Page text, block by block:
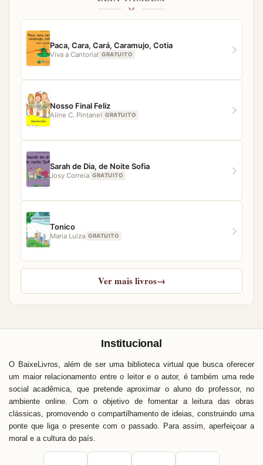
simples, fácil e direto. Porém, caso você tenha
qualquer dificuldade para acessar algum material,
nossa equipe estará pronta para ajudar.
Paca, Cara, Cará, Caramujo, Cotia
Viva a Cantoria! GRATUITO
Nosso Final Feliz
Aline C. Pintanel GRATUITO
Sarah de Dia, de Noite Sofia
Josy Correia GRATUITO
Tonico
Maria Luiza GRATUITO
Ver mais livros→
Institucional
O BaixeLivros, além de ser uma biblioteca virtual que busca oferecer
um maior relacionamento entre o leitor e o autor, é também uma rede
social acadêmica, que pretende aproximar o aluno do professor, no
ambiente online. Com o objetivo de fomentar a leitura das obras
clássicas, promovendo o compartilhamento de ideias, construindo uma
ponte que liga o presente com o passado. Para assim, aperfeiçoar a
moral e a cultura do país.